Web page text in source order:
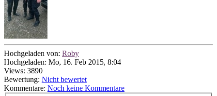
Hochgeladen von: Roby
Hochgeladen: Mo, 16. Feb 2015, 8:04
Views: 3890
Bewertung: Nicht bewertet
Kommentare: Noch keine Kommentare